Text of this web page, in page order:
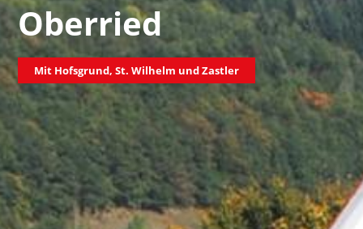
Oberried
Mit Hofsgrund, St. Wilhelm und Zastler